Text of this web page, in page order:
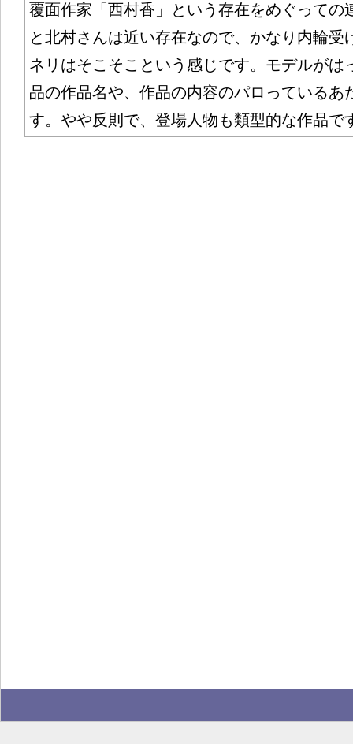
覆面作家「西村香」という存在をめぐっての
と北村さんは近い存在なので、かなり内輪受
ネリはそこそこという感じです。モデルがは
品の作品名や、作品の内容のパロっているあ
す。やや反則で、登場人物も類型的な作品で